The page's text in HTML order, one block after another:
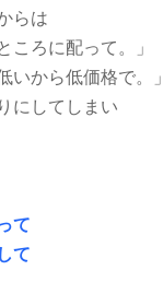
らは
ころに配って。」
いから低価格で。」
にしてしまい
て
て